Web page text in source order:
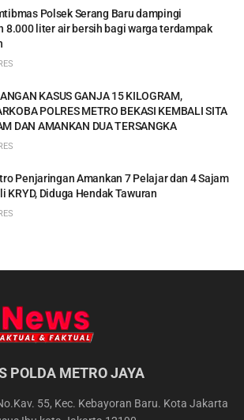
Polsek Serang Baru dampingi
8.000 liter air bersih bagi warga terdampak
KASUS GANJA 15 KILOGRAM,
POLRES METRO BEKASI KEMBALI SITA
DAN AMANKAN DUA TERSANGKA
Penjaringan Amankan 7 Pelajar dan 4 Sajam
KRYD, Diduga Hendak Tawuran
POLDA METRO JAYA
55, Kec. Kebayoran Baru. Kota Jakarta